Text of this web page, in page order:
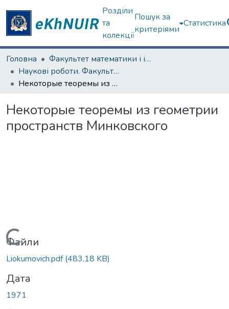
Розділи
та
колекції
Пошук за
критеріями
Статистика
Головна
Факультет математики і інформатики
Наукові роботи. Факультет математики і інформатики
Некоторые теоремы из геометрии пространств Минковского
Некоторые теоремы из геометрии
пространств Минковского
Вантажиться...
Файли
Liokumovich.pdf(483,18 KB)
Дата
1971